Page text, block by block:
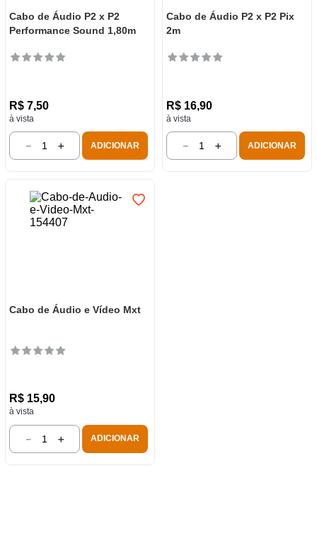
Cabo de Áudio P2 x P2
Performance Sound 1,80m
R$ 7,50
à vista
＋
－ ADICIONAR
Cabo de Áudio P2 x P2 Pix
2m
R$ 16,90
à vista
＋
－ ADICIONAR
Cabo de Áudio e Vídeo Mxt
R$ 15,90
à vista
＋
－ ADICIONAR